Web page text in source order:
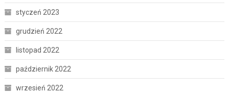
styczeń 2023
grudzień 2022
listopad 2022
październik 2022
wrzesień 2022